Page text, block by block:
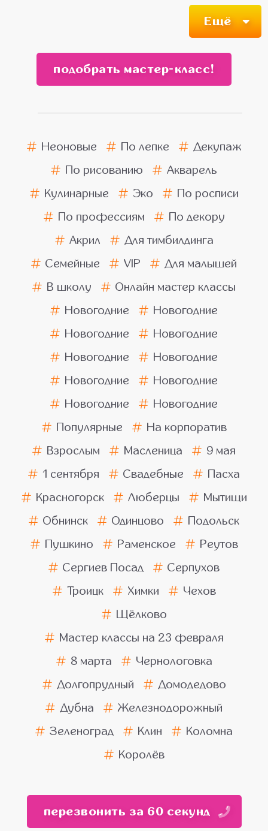
Ещё
подобрать мастер-класс!
Неоновые По лепке
Декупаж
По рисованию
Акварель
Кулинарные
Эко
По росписи
По профессиям
По декору
Акрил
Для тимбилдинга
Семейные
VIP
Для малышей
В школу
Онлайн мастер классы
Новогодние
Новогодние
Новогодние
Новогодние
Новогодние
Новогодние
Новогодние
Новогодние
Новогодние
Новогодние
Популярные
На корпоратив
Взрослым
Масленица
9 мая
1 сентября
Свадебные
Пасха
Красногорск
Люберцы
Мытищи
Обнинск
Одинцово
Подольск
Пушкино
Раменское
Реутов
Сергиев Посад
Серпухов
Троицк
Химки
Чехов
Щёлково
Мастер классы на 23 февраля
8 марта
Чернологовка
Долгопрудный
Домодедово
Дубна
Железнодорожный
Зеленоград
Клин
Коломна
Королёв
перезвонить за 60 секунд